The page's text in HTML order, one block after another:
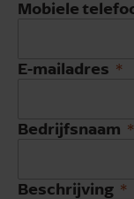
Mobiele
E-mailadres
Bedrijfsnaam
Beschrijving